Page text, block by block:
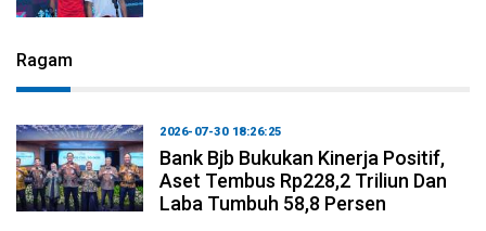
Ragam
2026-07-30 18:26:25
Bank Bjb Bukukan Kinerja Positif,
Aset Tembus Rp228,2 Triliun Dan
Laba Tumbuh 58,8 Persen